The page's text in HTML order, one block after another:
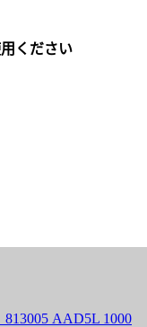
ください
AAD5L 1000 グ